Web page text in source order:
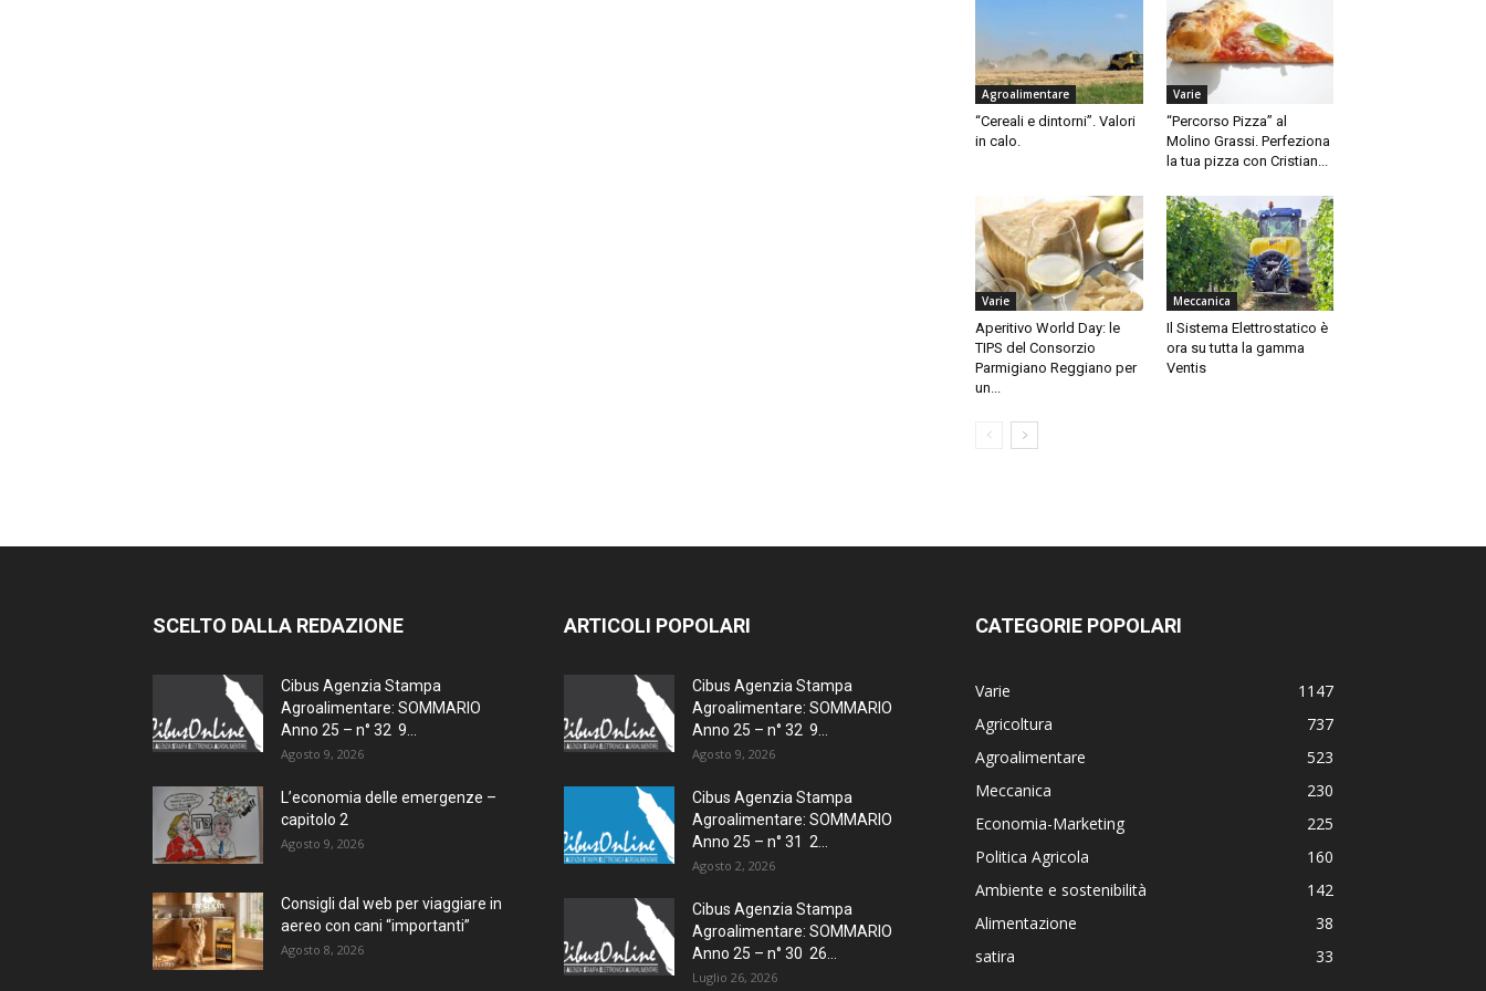
Agroalimentare
“Cereali e dintorni”. Valori
in calo.
Varie
“Percorso Pizza” al
Molino Grassi. Perfeziona
la tua pizza con Cristian...
Varie
Aperitivo World Day: le
TIPS del Consorzio
Parmigiano Reggiano per
un...
Meccanica
Il Sistema Elettrostatico è
ora su tutta la gamma
Ventis
SCELTO DALLA REDAZIONE
Cibus Agenzia Stampa
Agroalimentare: SOMMARIO
Anno 25 – n° 32 9...
Agosto 9, 2026
L’economia delle emergenze –
capitolo 2
Agosto 9, 2026
Consigli dal web per viaggiare in
aereo con cani “importanti”
Agosto 8, 2026
ARTICOLI POPOLARI
Cibus Agenzia Stampa
Agroalimentare: SOMMARIO
Anno 25 – n° 32 9...
Agosto 9, 2026
Cibus Agenzia Stampa
Agroalimentare: SOMMARIO
Anno 25 – n° 31 2...
Agosto 2, 2026
Cibus Agenzia Stampa
Agroalimentare: SOMMARIO
Anno 25 – n° 30 26...
Luglio 26, 2026
CATEGORIE POPOLARI
Varie
1147
Agricoltura
737
Agroalimentare
523
Meccanica
230
Economia-Marketing
225
Politica Agricola
160
Ambiente e sostenibilità
142
Alimentazione
38
satira
33